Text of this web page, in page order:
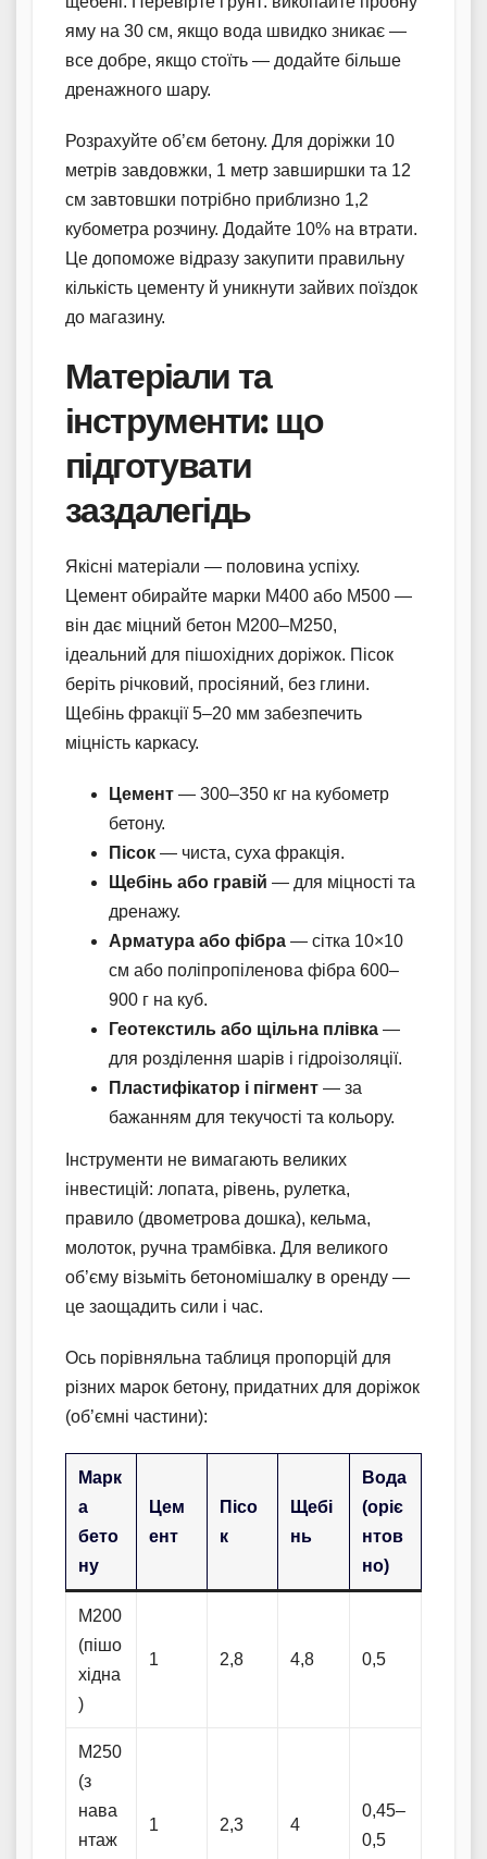
яму на 30 см, якщо вода швидко зникає —
все добре, якщо стоїть — додайте більше
дренажного шару.
Розрахуйте об’єм бетону. Для доріжки 10
метрів завдовжки, 1 метр завширшки та 12
см завтовшки потрібно приблизно 1,2
кубометра розчину. Додайте 10% на втрати.
Це допоможе відразу закупити правильну
кількість цементу й уникнути зайвих поїздок
до магазину.
Матеріали та
інструменти: що
підготувати
заздалегідь
Якісні матеріали — половина успіху.
Цемент обирайте марки М400 або М500 —
він дає міцний бетон М200–М250,
ідеальний для пішохідних доріжок. Пісок
беріть річковий, просіяний, без глини.
Щебінь фракції 5–20 мм забезпечить
міцність каркасу.
Цемент — 300–350 кг на кубометр
бетону.
Пісок — чиста, суха фракція.
Щебінь або гравій — для міцності та
дренажу.
Арматура або фібра — сітка 10×10
см або поліпропіленова фібра 600–
900 г на куб.
Геотекстиль або щільна плівка —
для розділення шарів і гідроізоляції.
Пластифікатор і пігмент — за
бажанням для текучості та кольору.
Інструменти не вимагають великих
інвестицій: лопата, рівень, рулетка,
правило (двометрова дошка), кельма,
молоток, ручна трамбівка. Для великого
об’єму візьміть бетономішалку в оренду —
це заощадить сили і час.
Ось порівняльна таблиця пропорцій для
різних марок бетону, придатних для доріжок
(об’ємні частини):
Марк
а
бето
ну
Цем
ент
Пісо
к
Щебі
нь
Вода
(оріє
нтов
но)
М200
(пішо
хідна
)
1 2,8 4,8 0,5
М250
(з
нава
нтаж
1 2,3 4
0,45–
0,5